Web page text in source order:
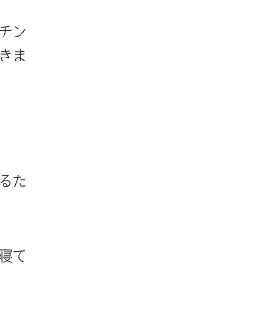
ン
ま
た
て